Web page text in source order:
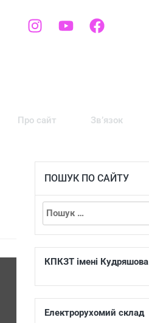
Про сайт Зв’язок
ПОШУК ПО САЙТУ
КПКЗТ імені Кудряшова
Електрорухомий склад